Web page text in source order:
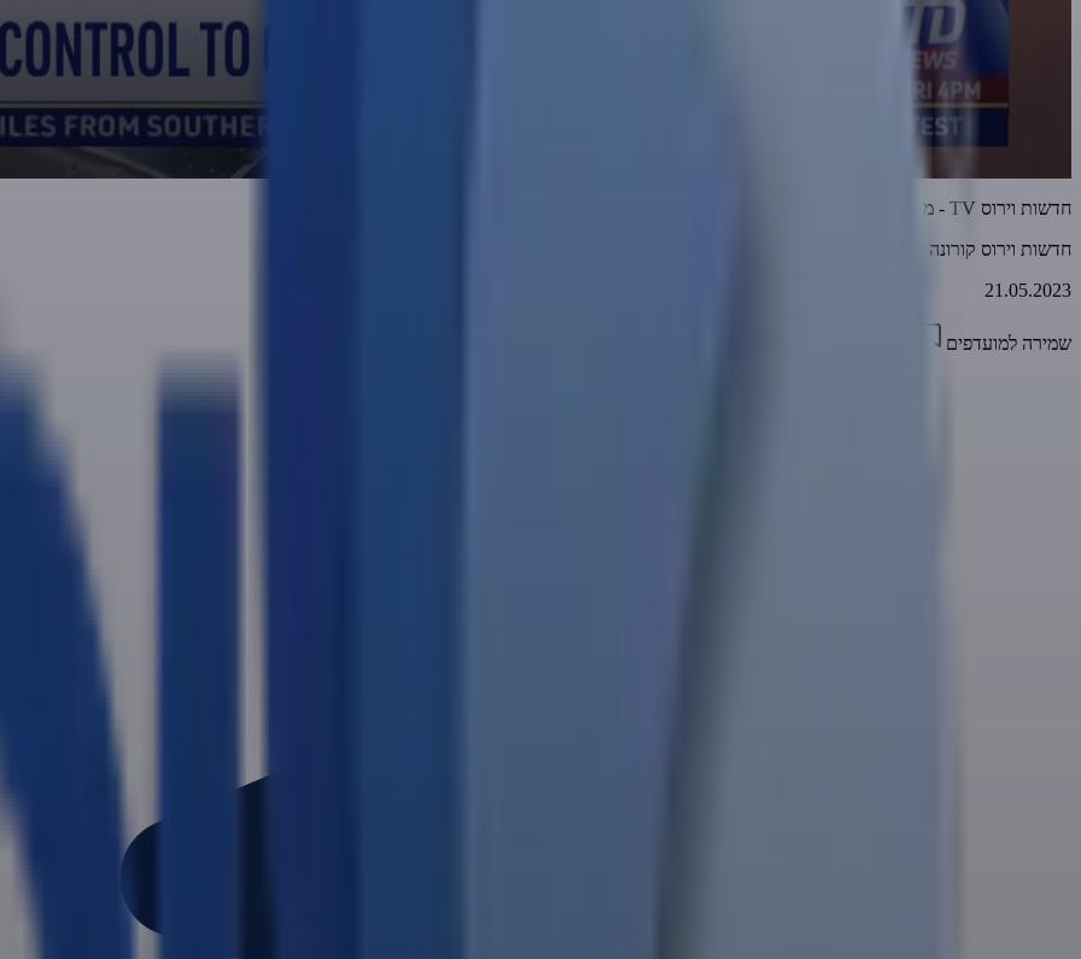
חדשות וירוס TV - מהדורה 725 • מדיח כלים קטלני • 21-05-2023
חדשות וירוס קורונה TV
21.05.2023
שמירה למועדפים